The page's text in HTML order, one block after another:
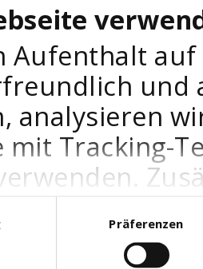
Aufenthalt
und
analysieren
mit Tracking-
Präferenzen